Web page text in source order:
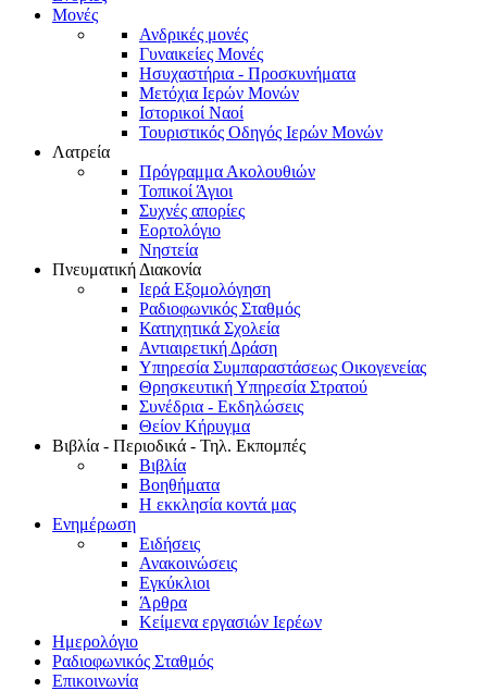
Μονές
Ανδρικές μονές
Γυναικείες Μονές
Ησυχαστήρια - Προσκυνήματα
Μετόχια Ιερών Μονών
Ιστορικοί Ναοί
Τουριστικός Οδηγός Ιερών Μονών
Λατρεία
Πρόγραμμα Ακολουθιών
Τοπικοί Άγιοι
Συχνές απορίες
Εορτολόγιο
Νηστεία
Πνευματική Διακονία
Ιερά Εξομολόγηση
Ραδιοφωνικός Σταθμός
Κατηχητικά Σχολεία
Αντιαιρετική Δράση
Υπηρεσία Συμπαραστάσεως Οικογενείας
Θρησκευτική Υπηρεσία Στρατού
Συνέδρια - Εκδηλώσεις
Θείον Κήρυγμα
Βιβλία - Περιοδικά - Τηλ. Εκπομπές
Βιβλία
Βοηθήματα
Η εκκλησία κοντά μας
Ενημέρωση
Ειδήσεις
Ανακοινώσεις
Εγκύκλιοι
Άρθρα
Κείμενα εργασιών Ιερέων
Ημερολόγιο
Ραδιοφωνικός Σταθμός
Επικοινωνία